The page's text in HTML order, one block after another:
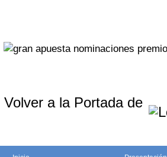
Volver a la Portada de